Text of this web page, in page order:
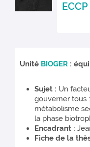
ECCP
Unité BIOGER :
Sujet : Un
gouverner tous
métabolisme
la phase
Encadrant :
Fiche de la